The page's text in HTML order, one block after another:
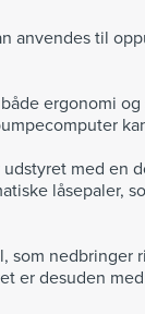
anvendes til
ergonomi
med en
låsepaler,
som nedbringer
er desuden